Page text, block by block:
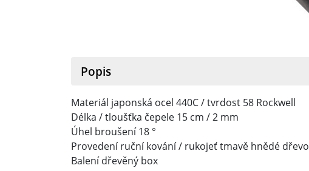
Popis
Materiál japonská ocel 440C / tvrdost 58 Rockwell
Délka / tloušťka čepele 15 cm / 2 mm
Úhel broušení 18 °
Provedení ruční kování / rukojeť tmavě hnědé dřevo
Balení dřevěný box